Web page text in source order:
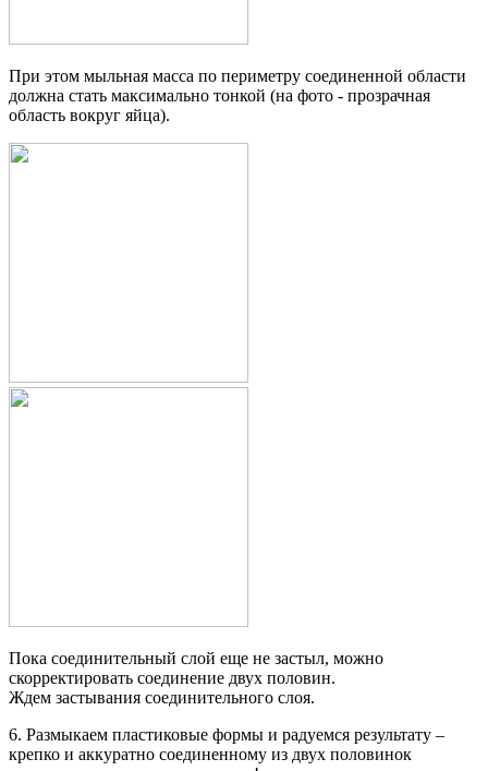
При этом мыльная масса по периметру соединенной области
должна стать максимально тонкой (на фото - прозрачная
область вокруг яйца).
Пока соединительный слой еще не застыл, можно
скорректировать соединение двух половин.
Ждем застывания соединительного слоя.
6. Размыкаем пластиковые формы и радуемся результату –
крепко и аккуратно соединенному из двух половинок